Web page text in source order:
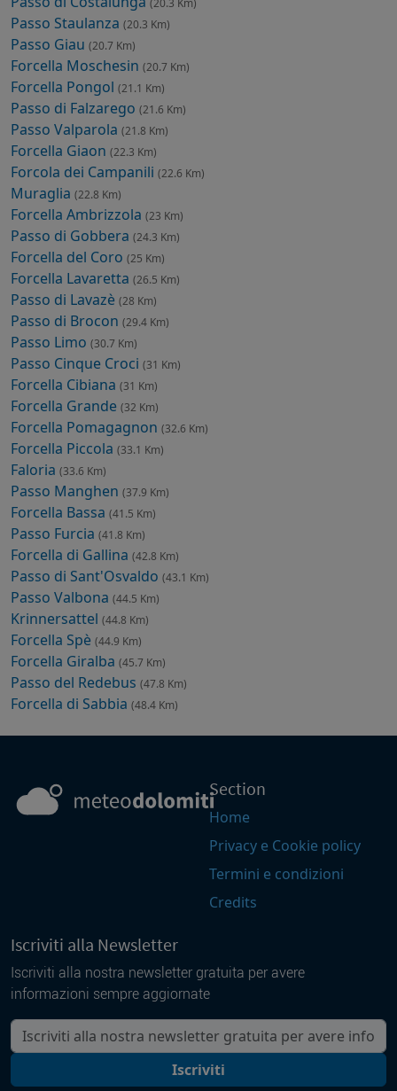
Passo Staulanza (20.3 Km)
Passo Giau (20.7 Km)
Forcella Moschesin (20.7 Km)
Forcella Pongol (21.1 Km)
Passo di Falzarego (21.6 Km)
Passo Valparola (21.8 Km)
Forcella Giaon (22.3 Km)
Forcola dei Campanili (22.6 Km)
Muraglia (22.8 Km)
Forcella Ambrizzola (23 Km)
Passo di Gobbera (24.3 Km)
Forcella del Coro (25 Km)
Forcella Lavaretta (26.5 Km)
Passo di Lavazè (28 Km)
Passo di Brocon (29.4 Km)
Passo Limo (30.7 Km)
Passo Cinque Croci (31 Km)
Forcella Cibiana (31 Km)
Forcella Grande (32 Km)
Forcella Pomagagnon (32.6 Km)
Forcella Piccola (33.1 Km)
Faloria (33.6 Km)
Passo Manghen (37.9 Km)
Forcella Bassa (41.5 Km)
Passo Furcia (41.8 Km)
Forcella di Gallina (42.8 Km)
Passo di Sant'Osvaldo (43.1 Km)
Passo Valbona (44.5 Km)
Krinnersattel (44.8 Km)
Forcella Spè (44.9 Km)
Forcella Giralba (45.7 Km)
Passo del Redebus (47.8 Km)
Forcella di Sabbia (48.4 Km)
Section
Home
Privacy e Cookie policy
Termini e condizioni
Credits
Iscriviti alla Newsletter
Iscriviti alla nostra newsletter gratuita per avere
informazioni sempre aggiornate
La tua mail
Iscriviti